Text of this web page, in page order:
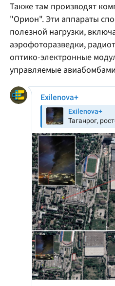
Также там производят
"Орион". Эти аппараты
полезной нагрузки,
аэрофоторазведки,
оптико-электронные
управляемые